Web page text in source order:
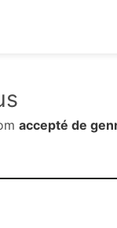
accepté de